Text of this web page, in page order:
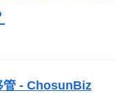
管 - ChosunBiz